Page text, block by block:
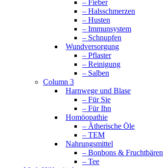
– Fieber
– Halsschmerzen
– Husten
– Immunsystem
– Schnupfen
Wundversorgung
– Pflaster
– Reinigung
– Salben
Column 3
Harnwege und Blase
– Für Sie
– Für Ihn
Homöopathie
– Ätherische Öle
– TEM
Nahrungsmittel
– Bonbons & Fruchtbären
– Tee